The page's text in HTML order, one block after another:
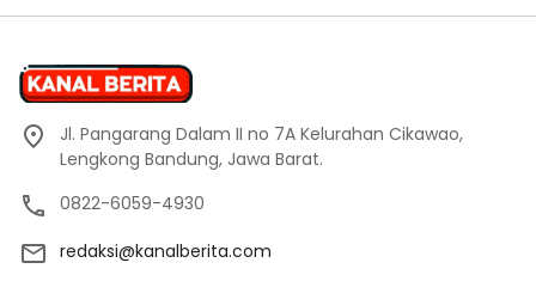
Jl. Pangarang Dalam II no 7A Kelurahan Cikawao,
Lengkong Bandung, Jawa Barat.
0822-6059-4930
redaksi@kanalberita.com